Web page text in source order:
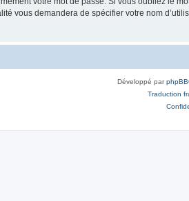
vous demandera de spécifier votre nom
Développé parphpBB
Traduction